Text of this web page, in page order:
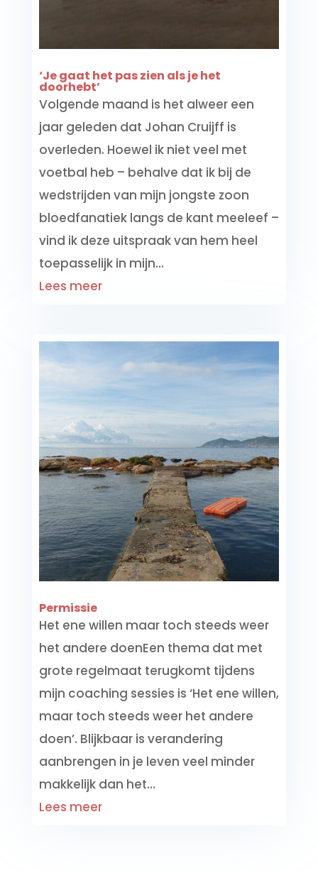
‘Je gaat het pas zien als je het
doorhebt’
Volgende maand is het alweer een
jaar geleden dat Johan Cruijff is
overleden. Hoewel ik niet veel met
voetbal heb – behalve dat ik bij de
wedstrijden van mijn jongste zoon
bloedfanatiek langs de kant meeleef –
vind ik deze uitspraak van hem heel
toepasselijk in mijn...
Lees meer
Permissie
Het ene willen maar toch steeds weer
het andere doenEen thema dat met
grote regelmaat terugkomt tijdens
mijn coaching sessies is ‘Het ene willen,
maar toch steeds weer het andere
doen’. Blijkbaar is verandering
aanbrengen in je leven veel minder
makkelijk dan het...
Lees meer